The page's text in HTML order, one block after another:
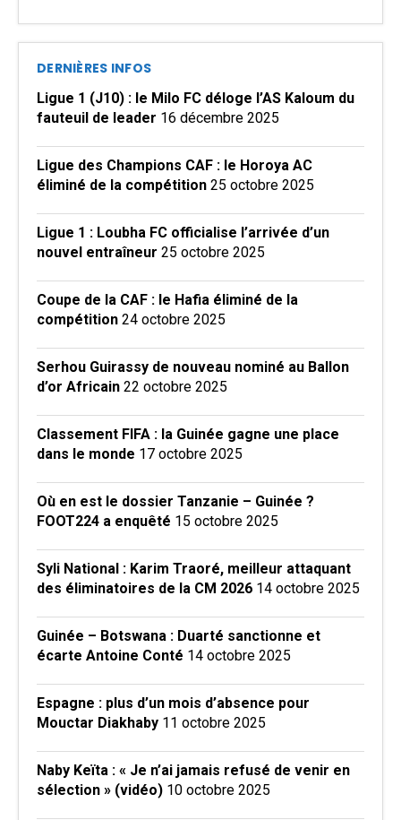
DERNIÈRES INFOS
Ligue 1 (J10) : le Milo FC déloge l’AS Kaloum du
fauteuil de leader 16 décembre 2025
Ligue des Champions CAF : le Horoya AC
éliminé de la compétition 25 octobre 2025
Ligue 1 : Loubha FC officialise l’arrivée d’un
nouvel entraîneur 25 octobre 2025
Coupe de la CAF : le Hafia éliminé de la
compétition 24 octobre 2025
Serhou Guirassy de nouveau nominé au Ballon
d’or Africain 22 octobre 2025
Classement FIFA : la Guinée gagne une place
dans le monde 17 octobre 2025
Où en est le dossier Tanzanie – Guinée ?
FOOT224 a enquêté 15 octobre 2025
Syli National : Karim Traoré, meilleur attaquant
des éliminatoires de la CM 2026 14 octobre 2025
Guinée – Botswana : Duarté sanctionne et
écarte Antoine Conté 14 octobre 2025
Espagne : plus d’un mois d’absence pour
Mouctar Diakhaby 11 octobre 2025
Naby Keïta : « Je n’ai jamais refusé de venir en
sélection » (vidéo) 10 octobre 2025